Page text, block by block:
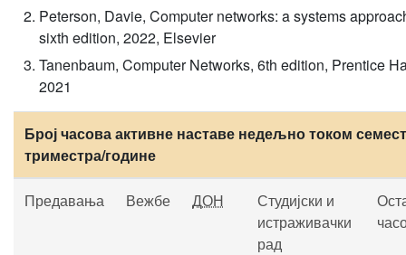
Peterson, Davie, Computer networks: a systems
sixth edition, 2022, Elsevier
Tanenbaum, Computer Networks, 6th edition, Prentice
2021
Број часова активне наставе недељно током
триместра/године
Предавања Вежбе ДОН
Студијски и
истраживачки
рад